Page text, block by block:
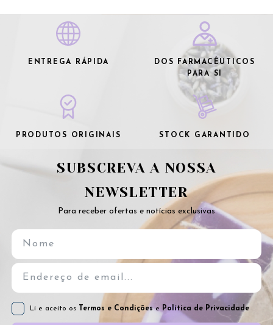
ENTREGA RÁPIDA
DOS FARMACÊUTICOS
PARA SI
PRODUTOS ORIGINAIS STOCK GARANTIDO
SUBSCREVA A NOSSA
NEWSLETTER
Para receber ofertas e notícias exclusivas
Li e aceito os Termos e Condiçõese Política de Privacidade